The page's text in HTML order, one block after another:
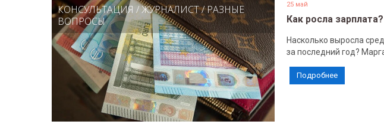
КОНСУЛЬТАЦИЯ /ЖУРНАЛИСТ/РАЗНЫЕ
ВОПРОСЫ
25 май
Как росла зарплата?
Насколько выросла
за последний год?
Подробнее